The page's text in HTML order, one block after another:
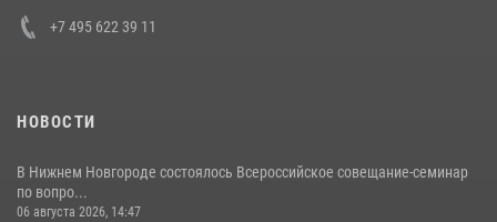
+7 495 622 39 11
НОВОСТИ
В Нижнем Новгороде состоялось Всероссийское совещание-семинар
по вопро...
06 августа 2026, 14:47